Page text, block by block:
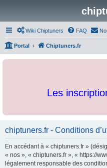
Wiki Chiptuners FAQ
Portal Chiptuners.fr
Les
chiptuners.fr - Conditions
En accédant à « chiptuners.fr »
« nos », « chiptuners.fr », « https://
légalement responsable des